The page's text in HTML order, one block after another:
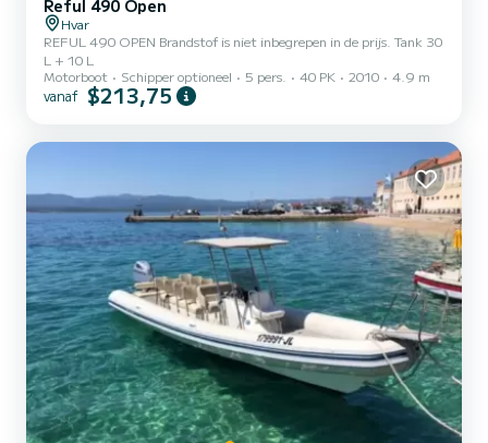
Reful 490 Open
Hvar
REFUL 490 OPEN Brandstof is niet inbegrepen in de prijs. Tank 30
L + 10 L
Motorboot
Schipper optioneel 5 pers. 40 PK 2010 4.9 m
vanaf $213,75